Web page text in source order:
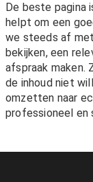
De beste pagina
helpt om een
we steeds af
bekijken, een
afspraak maken.
de inhoud niet
omzetten naar
professioneel en